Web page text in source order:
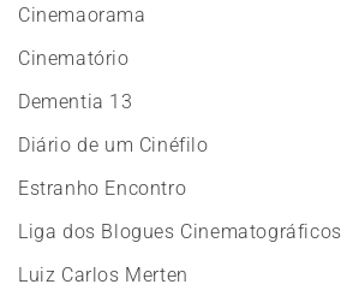
Cinemaorama
Cinematório
Dementia 13
Diário de um Cinéfilo
Estranho Encontro
Liga dos Blogues Cinematográficos
Luiz Carlos Merten